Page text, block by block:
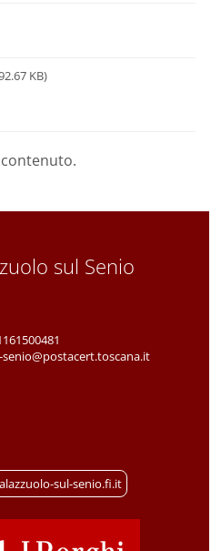
KB)
sul Senio
sul-senio.fi.it